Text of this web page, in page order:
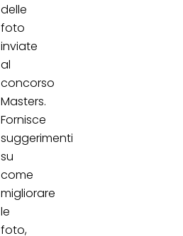
delle
foto
inviate
al
concorso
Masters.
Fornisce
suggerimenti
su
come
migliorare
le
foto,